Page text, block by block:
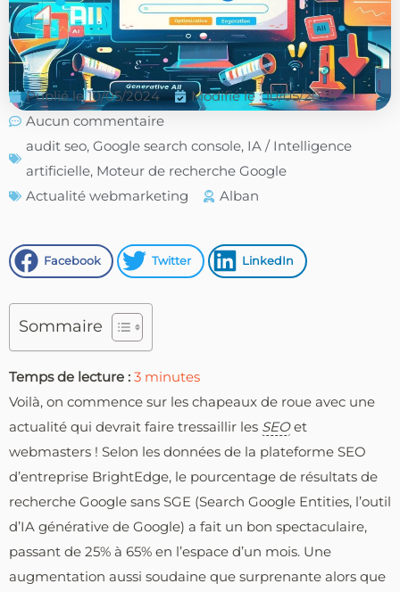
Publié le 10/05/2024
Modifié le : 10/05/2024
Aucun commentaire
audit seo, Google search console, IA / Intelligence
artificielle, Moteur de recherche Google
Actualité webmarketing
Alban
Facebook Twitter LinkedIn
Sommaire
Temps de lecture : 3 minutes
Voilà, on commence sur les chapeaux de roue avec une
actualité qui devrait faire tressaillir les SEOet
webmasters ! Selon les données de la plateforme SEO
d’entreprise BrightEdge, le pourcentage de résultats de
recherche Google sans SGE (Search Google Entities, l’outil
d’IA générative de Google) a fait un bon spectaculaire,
passant de 25% à 65% en l’espace d’un mois. Une
augmentation aussi soudaine que surprenante alors que